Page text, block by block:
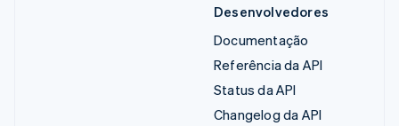
Desenvolvedores
Documentação
Referência da API
Status da API
Changelog da API